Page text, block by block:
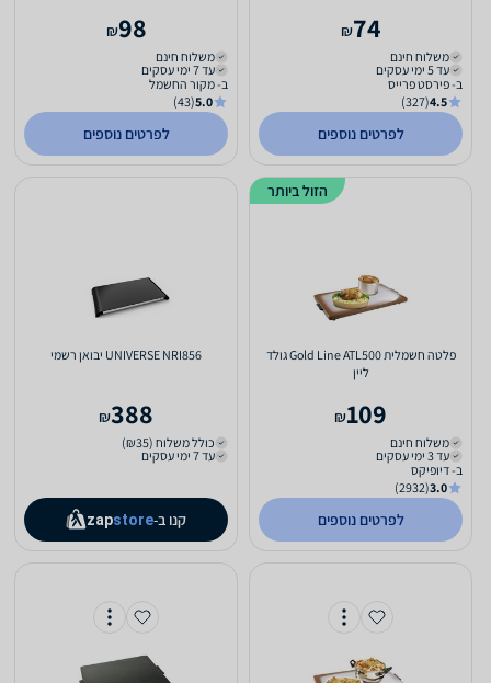
74
₪
משלוח חינם
עד 5 ימי עסקים
ב- פירסט פרייס
4.5
(327)
לפרטים נוספים
98
₪
משלוח חינם
עד 7 ימי עסקים
ב- מקור החשמל
5.0
(43)
לפרטים נוספים
פלטה חשמלית Gold Line ATL500 גולד
ליין
109
₪
משלוח חינם
עד 3 ימי עסקים
ב- דיופיקס
3.0
(2932)
לפרטים נוספים
הזול ביותר
UNIVERSE NRI856 יבואן רשמי
388
₪
כולל משלוח (₪35)
עד 7 ימי עסקים
קנו ב- zapstore